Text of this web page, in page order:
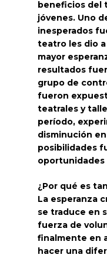
beneficios del
jóvenes. Uno
inesperados
teatro les dio
mayor
resultados
grupo de
fueron
teatrales y
período,
disminución
posibilidades
oportunidades
¿Por qué es
La esperanza
se traduce en
fuerza de
finalmente en
hacer una